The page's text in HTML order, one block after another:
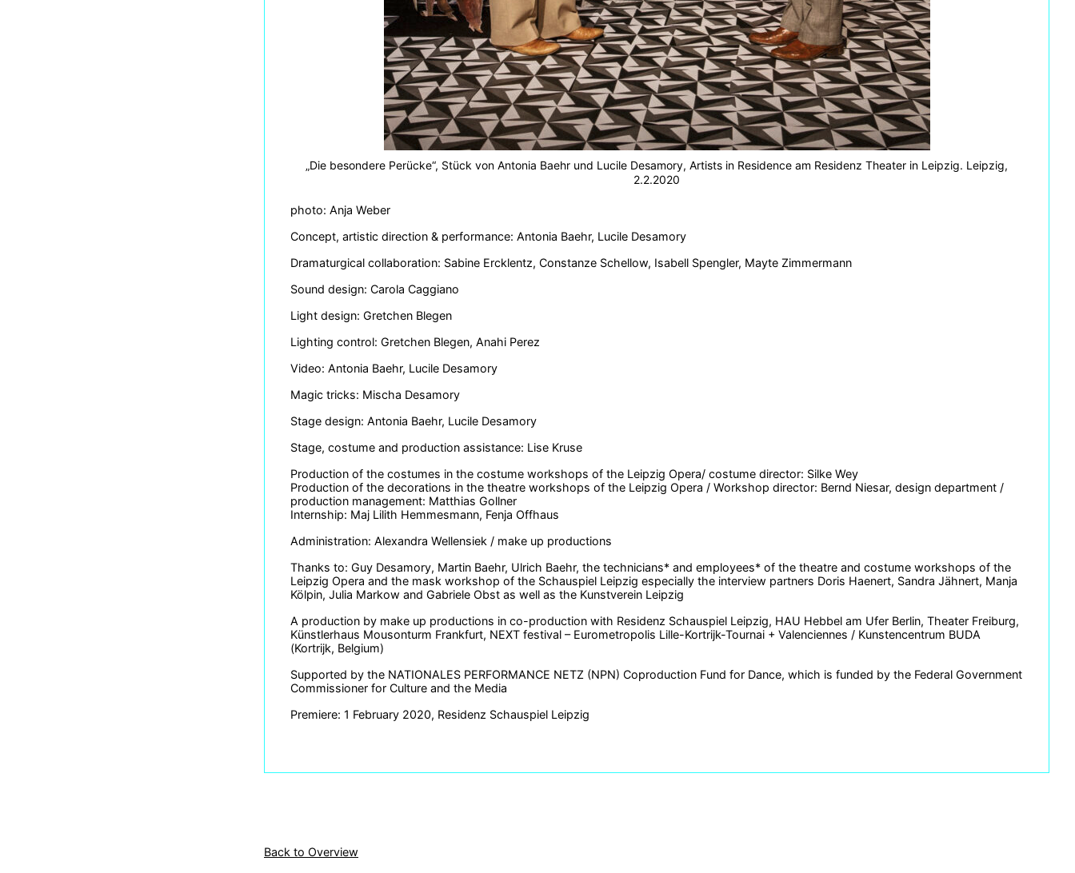
„Die besondere Perücke“, Stück von Antonia Baehr und Lucile Desamory, Artists in Residence am Residenz Theater in Leipzig. Leipzig,
2.2.2020
photo: Anja Weber
Concept, artistic direction & performance: Antonia Baehr, Lucile Desamory
Dramaturgical collaboration: Sabine Ercklentz, Constanze Schellow, Isabell Spengler, Mayte Zimmermann
Sound design: Carola Caggiano
Light design: Gretchen Blegen
Lighting control: Gretchen Blegen, Anahi Perez
Video: Antonia Baehr, Lucile Desamory
Magic tricks: Mischa Desamory
Stage design: Antonia Baehr, Lucile Desamory
Stage, costume and production assistance: Lise Kruse
Production of the costumes in the costume workshops of the Leipzig Opera/ costume director: Silke Wey
Production of the decorations in the theatre workshops of the Leipzig Opera / Workshop director: Bernd Niesar, design department /
production management: Matthias Gollner
Internship: Maj Lilith Hemmesmann, Fenja Offhaus
Administration: Alexandra Wellensiek / make up productions
Thanks to: Guy Desamory, Martin Baehr, Ulrich Baehr, the technicians* and employees* of the theatre and costume workshops of the
Leipzig Opera and the mask workshop of the Schauspiel Leipzig especially the interview partners Doris Haenert, Sandra Jähnert, Manja
Kölpin, Julia Markow and Gabriele Obst as well as the Kunstverein Leipzig
A production by make up productions in co-production with Residenz Schauspiel Leipzig, HAU Hebbel am Ufer Berlin, Theater Freiburg,
Künstlerhaus Mousonturm Frankfurt, NEXT festival – Eurometropolis Lille-Kortrijk-Tournai + Valenciennes / Kunstencentrum BUDA
(Kortrijk, Belgium)
Supported by the NATIONALES PERFORMANCE NETZ (NPN) Coproduction Fund for Dance, which is funded by the Federal Government
Commissioner for Culture and the Media
Premiere: 1 February 2020, Residenz Schauspiel Leipzig
Back to Overview